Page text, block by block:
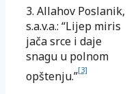
3. Allahov Poslanik,
s.a.v.a.: “Lijep miris
jača srce i daje
snagu u polnom
opštenju.”[3]